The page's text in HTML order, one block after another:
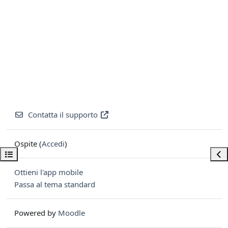
Apri indice del corso
Contatta il supporto
Ospite (Accedi)
Ottieni l'app mobile
Passa al tema standard
Powered by Moodle